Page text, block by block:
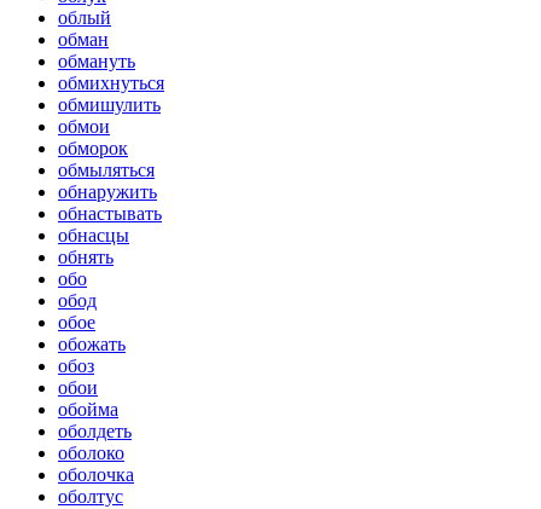
облый
обман
обмануть
обмихнуться
обмишулить
обмои
обморок
обмыляться
обнаружить
обнастывать
обнасцы
обнять
обо
обод
обое
обожать
обоз
обои
обойма
оболдеть
оболоко
оболочка
оболтус